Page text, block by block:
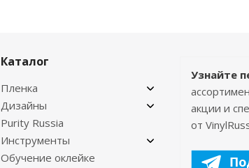
Каталог
Пленка
Дизайны
Purity Russia
Инструменты
Обучение оклейке
Узнайте
акции и
от